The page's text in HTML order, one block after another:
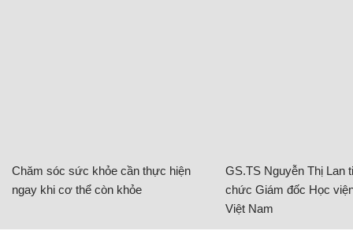
Chăm sóc sức khỏe cần thực hiện
ngay khi cơ thể còn khỏe
GS.TS Nguyễn Thị Lan
chức Giám đốc Học
Việt Nam